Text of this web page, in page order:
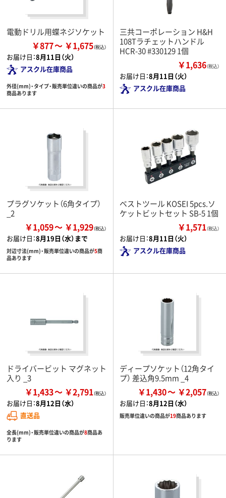
電動ドリル用蝶ネジソケット
￥877 ￥1,675
お届け日：8月11日（火）
アスクル在庫商品
外径(mm)・タイプ・販売単位違いの商品が3
商品あります
三共コーポレーション H&H
108Tラチェットハンドル
HCR-30 #330129 1個
￥1,636（税込）
お届け日：8月11日（火）
アスクル在庫商品
プラグソケット（6角タイプ）
_2
￥1,059 ￥1,929
お届け日：8月19日（水）まで
対辺寸法(mm)・販売単位違いの商品が5商
品あります
ベストツール KOSEI 5pcs.ソ
ケットビットセット SB-5 1個
￥1,571（税込）
お届け日：8月11日（火）
アスクル在庫商品
ドライバービット マグネット
入り _3
￥1,433 ￥2,791
お届け日：8月12日（水）
直送品
全長(mm)・販売単位違いの商品が8商品あ
ります
ディープソケット（12角タイ
プ） 差込角9.5mm _4
￥1,430 ￥2,057
お届け日：8月12日（水）
販売単位違いの商品が19商品あります